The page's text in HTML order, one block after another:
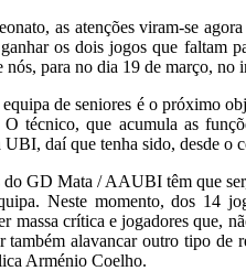
as atenções viram-se
os dois jogos que faltam
nós, para no dia 19 de março,
de seniores é o próximo
O técnico, que acumula as
daí que tenha sido, desde o
do GD Mata / AAUBI têm que
Neste momento, dos 14
massa crítica e jogadores que,
também alavancar outro tipo de
Arménio Coelho.